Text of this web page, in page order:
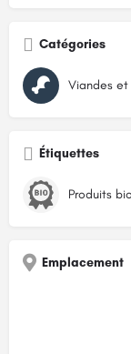
Catégories
Viandes
Étiquettes
Produits
Emplacement